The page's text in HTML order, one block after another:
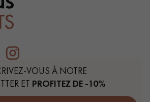
VOUS À NOTRE
ET PROFITEZ DE -10%